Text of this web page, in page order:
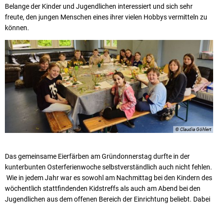
Belange der Kinder und Jugendlichen interessiert und sich sehr
freute, den jungen Menschen eines ihrer vielen Hobbys vermitteln zu
können.
© Claudia Göhlert
Das gemeinsame Eierfärben am Gründonnerstag durfte in der
kunterbunten Osterferienwoche selbstverständlich auch nicht fehlen.
Wie in jedem Jahr war es sowohl am Nachmittag bei den Kindern des
wöchentlich stattfindenden Kidstreffs als auch am Abend bei den
Jugendlichen aus dem offenen Bereich der Einrichtung beliebt. Dabei